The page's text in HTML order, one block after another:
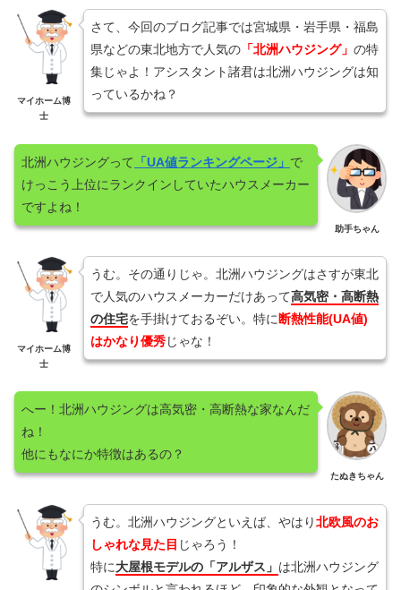
マイホーム博
士
さて、今回のブログ記事では宮城県・岩手県・福島
県などの東北地方で人気の「北洲ハウジング」 の特
集じゃよ！アシスタント諸君は北洲ハウジングは知
っているかね？
助手ちゃん
北洲ハウジングって 「UA値ランキングページ」 で
けっこう上位にランクインしていたハウスメーカー
ですよね！
マイホーム博
士
うむ。その通りじゃ。北洲ハウジングはさすが東北
で人気のハウスメーカーだけあって高気密・高断熱
の住宅を手掛けておるぞい。特に 断熱性能(UA値)
はかなり優秀じゃな！
たぬきちゃん
へー！北洲ハウジングは高気密・高断熱な家なんだ
ね！
他にもなにか特徴はあるの？
うむ。北洲ハウジングといえば、やはり北欧風のお
しゃれな見た目 じゃろう！
特に大屋根モデルの「アルザス」 は北洲ハウジング